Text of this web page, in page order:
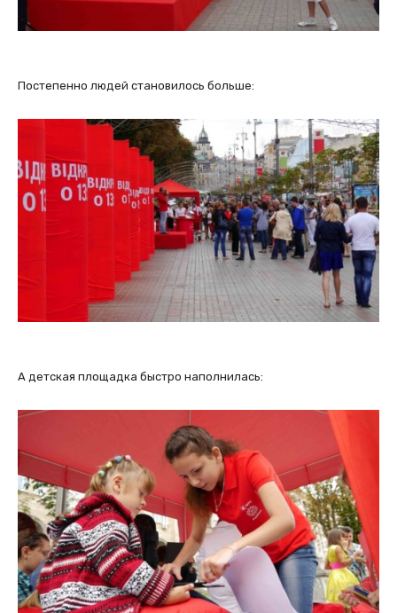
Постепенно людей становилось больше:
А детская площадка быстро наполнилась: